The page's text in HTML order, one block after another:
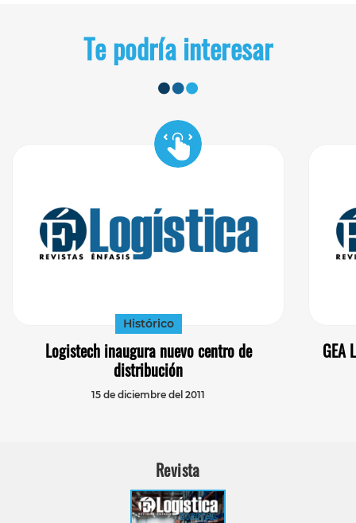
Te podría interesar
Histórico
Logistech inaugura nuevo centro de
distribución
15 de diciembre del 2011
GEA
Revista